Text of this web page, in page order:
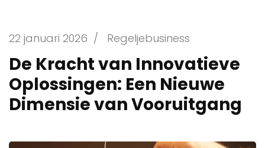
22 januari 2026 / Regeljebusiness
De Kracht van Innovatieve
Oplossingen: Een Nieuwe
Dimensie van Vooruitgang